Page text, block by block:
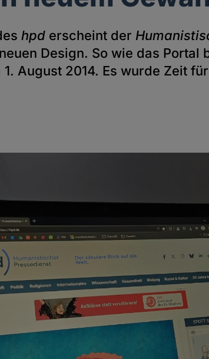
hpd erscheint der
Design. So wie das Portal
August 2014. Es wurde Zeit